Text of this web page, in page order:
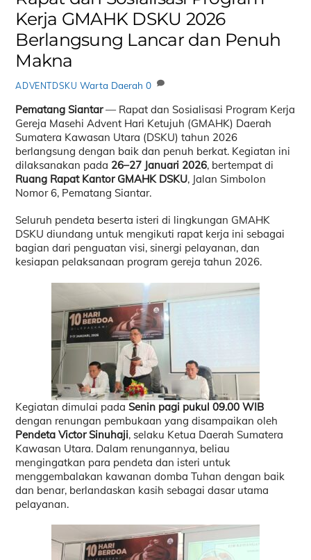
Kerja GMAHK DSKU 2026
Berlangsung Lancar dan Penuh
Makna
ADVENTDSKU Warta Daerah 0
Pematang Siantar— Rapat dan Sosialisasi Program Kerja
Gereja Masehi Advent Hari Ketujuh (GMAHK) Daerah
Sumatera Kawasan Utara (DSKU) tahun 2026
berlangsung dengan baik dan penuh berkat. Kegiatan ini
dilaksanakan pada 26–27 Januari 2026, bertempat di
Ruang Rapat Kantor GMAHK DSKU, Jalan Simbolon
Nomor 6, Pematang Siantar.
Seluruh pendeta beserta isteri di lingkungan GMAHK
DSKU diundang untuk mengikuti rapat kerja ini sebagai
bagian dari penguatan visi, sinergi pelayanan, dan
kesiapan pelaksanaan program gereja tahun 2026.
Kegiatan dimulai padaSenin pagi pukul 09.00 WIB
dengan renungan pembukaan yang disampaikan oleh
Pendeta Victor Sinuhaji, selaku Ketua Daerah Sumatera
Kawasan Utara. Dalam renungannya, beliau
mengingatkan para pendeta dan isteri untuk
menggembalakan kawanan domba Tuhan dengan baik
dan benar, berlandaskan kasih sebagai dasar utama
pelayanan.